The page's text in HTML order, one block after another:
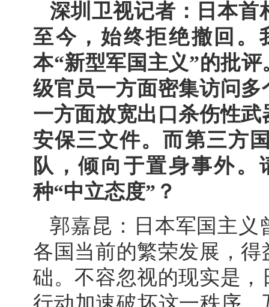
深圳卫视记者：日本首
至今，始终拒绝撤回。
本“新型军国主义”的批
级官员一方面密集访问
一方面放宽出口杀伤性
安保三文件。而第三方
队，倾向于置身事外
种“中立态度”？
郭嘉昆：日本军国主义
各国当前的繁荣发展，
础。不容忽视的现实是